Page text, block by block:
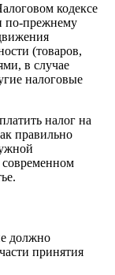
кодексе
по-прежнему
(товаров,
в случае
налоговые
налог на
правильно
современном
должно
принятия